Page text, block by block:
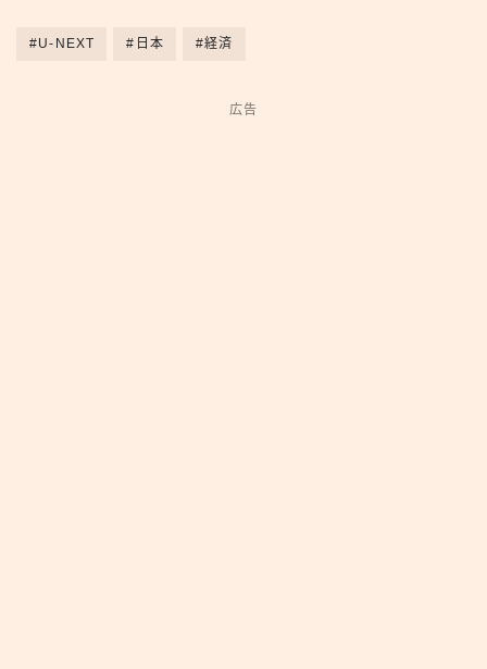
#U-NEXT #日本 #経済
広告